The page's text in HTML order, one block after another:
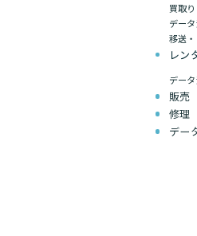
買取り
デー
移送
レン
デー
販売
修理
デー